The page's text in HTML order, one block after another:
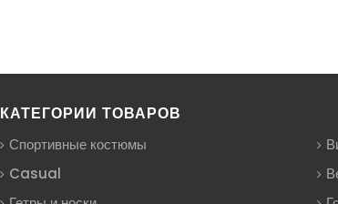
КАТЕГОРИИ ТОВАРОВ
Спортивные костюмы
Casual